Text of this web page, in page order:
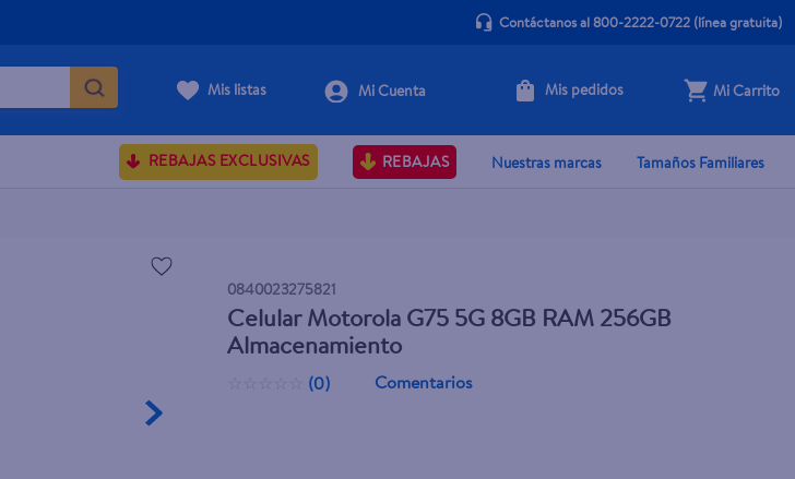
Contáctanos al 800-2222-0722(línea gratuita)
Mis listas Mis pedidos Mi Carrito
REBAJAS EXCLUSIVAS REBAJAS Nuestras marcas Tamaños Familiares
0840023275821
Celular Motorola G75 5G 8GB RAM 256GB
Almacenamiento
(0) Comentarios
Agotado